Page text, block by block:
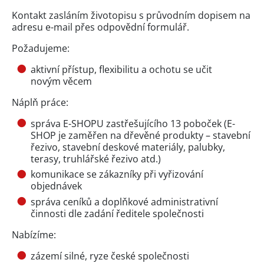
Kontakt zasláním životopisu s průvodním dopisem na
adresu e-mail přes odpovědní formulář.
Požadujeme:
aktivní přístup, flexibilitu a ochotu se učit
novým věcem
Náplň práce:
správa E-SHOPU zastřešujícího 13 poboček (E-
SHOP je zaměřen na dřevěné produkty – stavební
řezivo, stavební deskové materiály, palubky,
terasy, truhlářské řezivo atd.)
komunikace se zákazníky při vyřizování
objednávek
správa ceníků a doplňkové administrativní
činnosti dle zadání ředitele společnosti
Nabízíme:
zázemí silné, ryze české společnosti